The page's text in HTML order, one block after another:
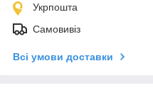
Укрпошта
Самовивіз
Всі умови доставки